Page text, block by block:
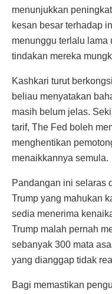
menunjukkan
kesan besar terhadap
menunggu terlalu lama
tindakan mereka
Kashkari turut
beliau menyatakan
masih belum jelas.
tarif, The Fed boleh
menghentikan
menaikkannya semula.
Pandangan ini selaras
Trump yang mahukan
sedia menerima
Trump malah pernah
sebanyak 300 mata
yang dianggap tidak
Bagi memastikan